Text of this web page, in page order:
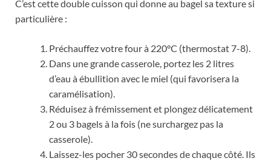
C’est cette double cuisson qui donne au bagel sa texture si
particulière :
Préchauffez votre four à 220°C (thermostat 7-8).
Dans une grande casserole, portez les 2 litres
d’eau à ébullition avec le miel (qui favorisera la
caramélisation).
Réduisez à frémissement et plongez délicatement
2 ou 3 bagels à la fois (ne surchargez pas la
casserole).
Laissez-les pocher 30 secondes de chaque côté. Ils